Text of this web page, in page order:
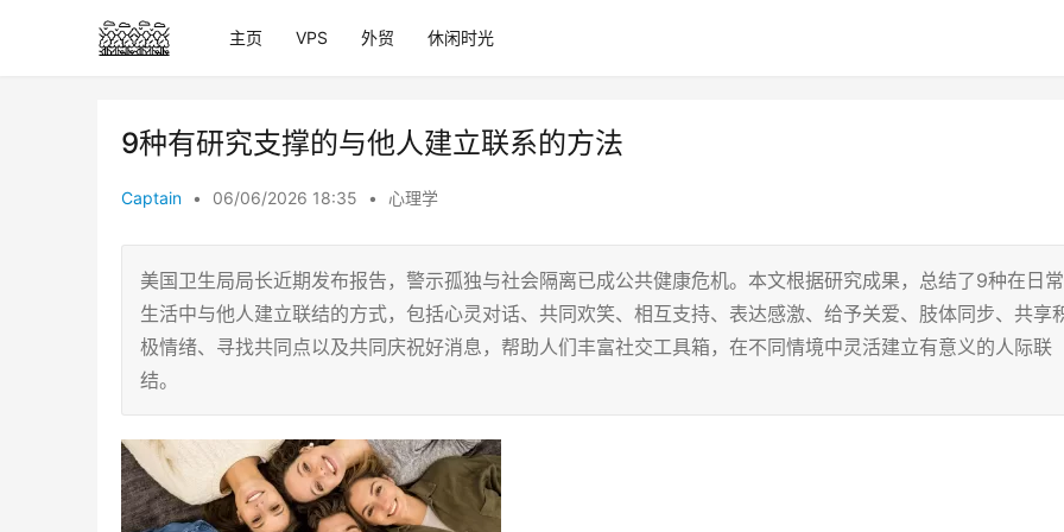
主页 VPS 外贸 休闲时光
9种有研究支撑的与他人建立联系的方法
Captain • 06/06/2026 18:35 • 心理学
美国卫生局局长近期发布报告，警示孤独与社会隔离已成公共健康危机。本文根据研究成果，总结了9种在日常
生活中与他人建立联结的方式，包括心灵对话、共同欢笑、相互支持、表达感激、给予关爱、肢体同步、共享
极情绪、寻找共同点以及共同庆祝好消息，帮助人们丰富社交工具箱，在不同情境中灵活建立有意义的人际联
结。